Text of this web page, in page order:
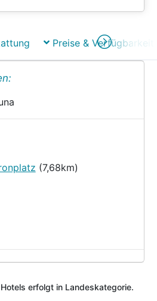
Preise & Verfügbarkeit
(7,68km)
erfolgt in Landeskategorie.